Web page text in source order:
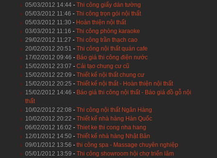
05/03/2012 14:44- Thi công giấy dán tường
05/03/2012 11:46 - Thi công trọn gói nội thất
05/03/2012 11:30 - Hoàn thiện nội thất
03/03/2012 11:16 - Thi công phòng karaoke
29/02/2012 11:27 - Thi công trần thạch cao
20/02/2012 20:51 - Thi công nội thất quán cafe
17/02/2012 09:46 - Báo giá thi công điện nước
15/02/2012 23:07 - Cải tạo chung cư cũ
15/02/2012 22:09 - Thiết kế nội thất chung cư
15/02/2012 20:25 - Thiết kế nội thất - Hoàn thiện nội thất
15/02/2012 14:46 - Báo giá thi công nội thất - Báo giá đồ gỗ nội
thất
10/02/2012 22:08 - Thi công nội thất Ngân Hàng
10/02/2012 20:22 - Thiết kế nhà hàng Hàn Quốc
06/02/2012 16:02 - Thiet ke thi cong nha hang
12/01/2012 14:50 - Thiết kế nhà hàng Nhật Bản
09/01/2012 13:56 - thi công spa - Massage chuyên nghiệp
05/01/2012 13:59 - Thi công showroom hội chợ triển lãm